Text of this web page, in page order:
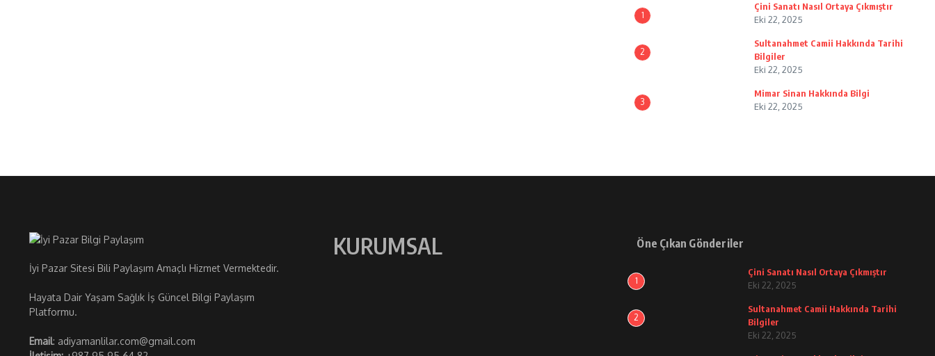
1
Çini Sanatı Nasıl Ortaya Çıkmıştır
Eki 22, 2025
2
Sultanahmet Camii Hakkında Tarihi
Bilgiler
Eki 22, 2025
3
Mimar Sinan Hakkında Bilgi
Eki 22, 2025
İyi Pazar Sitesi Bili Paylaşım Amaçlı Hizmet Vermektedir.
Hayata Dair Yaşam Sağlık İş Güncel Bilgi Paylaşım
Platformu.
Email: adiyamanlilar.com@gmail.com
KURUMSAL Öne Çıkan Gönderiler
1
Çini Sanatı Nasıl Ortaya Çıkmıştır
Eki 22, 2025
2
Sultanahmet Camii Hakkında Tarihi
Bilgiler
Eki 22, 2025